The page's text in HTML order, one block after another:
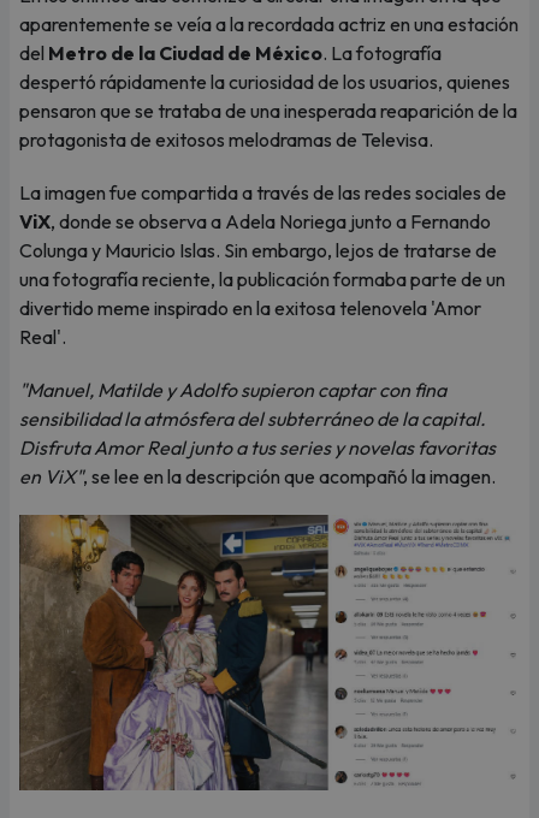
aparentemente se veía a la recordada actriz en una estación
del Metro de la Ciudad de México. La fotografía
despertó rápidamente la curiosidad de los usuarios, quienes
pensaron que se trataba de una inesperada reaparición de la
protagonista de exitosos melodramas de Televisa.
La imagen fue compartida a través de las redes sociales de
ViX, donde se observa a Adela Noriega junto a Fernando
Colunga y Mauricio Islas. Sin embargo, lejos de tratarse de
una fotografía reciente, la publicación formaba parte de un
divertido meme inspirado en la exitosa telenovela 'Amor
Real'.
"Manuel, Matilde y Adolfo supieron captar con fina
sensibilidad la atmósfera del subterráneo de la capital.
Disfruta Amor Real junto a tus series y novelas favoritas
en ViX", se lee en la descripción que acompañó la imagen.